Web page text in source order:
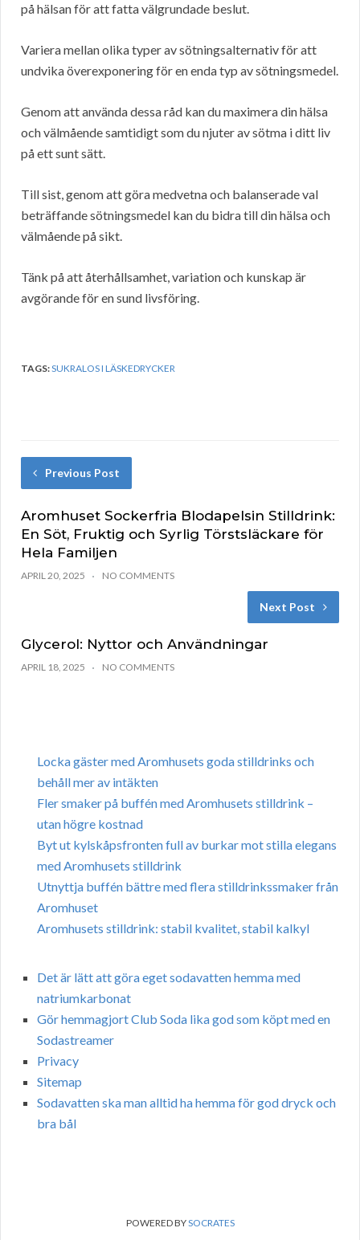
på hälsan för att fatta välgrundade beslut.
Variera mellan olika typer av sötningsalternativ för att
undvika överexponering för en enda typ av sötningsmedel.
Genom att använda dessa råd kan du maximera din hälsa
och välmående samtidigt som du njuter av sötma i ditt liv
på ett sunt sätt.
Till sist, genom att göra medvetna och balanserade val
beträffande sötningsmedel kan du bidra till din hälsa och
välmående på sikt.
Tänk på att återhållsamhet, variation och kunskap är
avgörande för en sund livsföring.
TAGS:SUKRALOS I LÄSKEDRYCKER
Previous Post
Aromhuset Sockerfria Blodapelsin Stilldrink:
En Söt, Fruktig och Syrlig Törstsläckare för
Hela Familjen
APRIL 20, 2025 NO COMMENTS
Next Post
Glycerol: Nyttor och Användningar
APRIL 18, 2025 NO COMMENTS
Locka gäster med Aromhusets goda stilldrinks och
behåll mer av intäkten
Fler smaker på buffén med Aromhusets stilldrink –
utan högre kostnad
Byt ut kylskåpsfronten full av burkar mot stilla elegans
med Aromhusets stilldrink
Utnyttja buffén bättre med flera stilldrinkssmaker från
Aromhuset
Aromhusets stilldrink: stabil kvalitet, stabil kalkyl
Det är lätt att göra eget sodavatten hemma med
natriumkarbonat
Gör hemmagjort Club Soda lika god som köpt med en
Sodastreamer
Privacy
Sitemap
Sodavatten ska man alltid ha hemma för god dryck och
bra bål
POWERED BYSOCRATES